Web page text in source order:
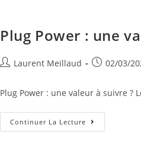
Plug Power : une
Laurent Meillaud 02/03/
Plug Power : une valeur à suivre ?
Continuer La Lecture